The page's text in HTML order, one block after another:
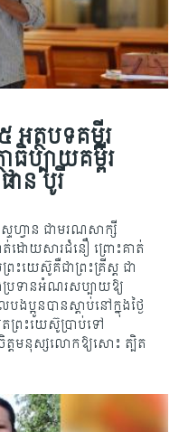
អត្ថបទគម្ពីរ
ប្បាយគម្ពីរ
ន បូរី
ទេហ្វាន ជាមរណសាក្សី
ដោយសារជំនឿ ព្រោះគាត់
ះយេស៊ូគឺជាព្រះគ្រីស្ត ជា​
រទានអំណរសប្បាយឱ្យ
ប្អូនបានស្ដាប់នៅក្នុងថ្ងៃ
ព្រះយេស៊ូប្រាប់ទៅ​
ត្តមនុស្សលោកឱ្យសោះ ត្បិត